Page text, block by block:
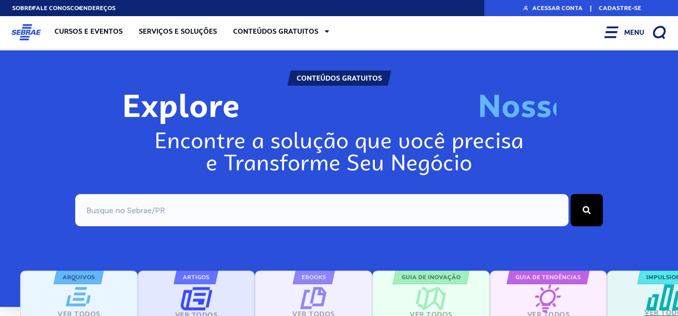
SOBREFALE CONOSCOENDEREÇOS ACESSAR CONTA | CADASTRE-SE
CURSOS E EVENTOS SERVIÇOS E SOLUÇÕES CONTEÚDOS GRATUITOS MENU
CONTEÚDOS GRATUITOS
Explore No
Encontre a solução que você precisa
e Transforme Seu Negócio
ARQUIVOS
VER TODOS
ARTIGOS EBOOKS
VER TODOS
GUIA DE INOVAÇÃO GUIA DE TENDÊNCIAS
VER